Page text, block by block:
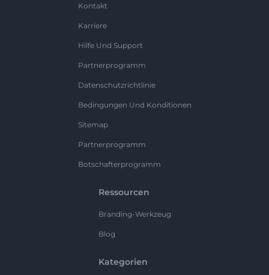
Kontakt
Karriere
Hilfe Und Support
Partnerprogramm
Datenschutzrichtlinie
Bedingungen Und Konditionen
Sitemap
Partnerprogramm
Botschafterprogramm
Ressourcen
Branding-Werkzeug
Blog
Kategorien